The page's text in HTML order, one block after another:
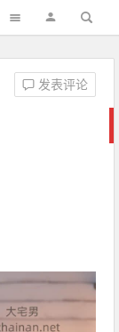
发表评论